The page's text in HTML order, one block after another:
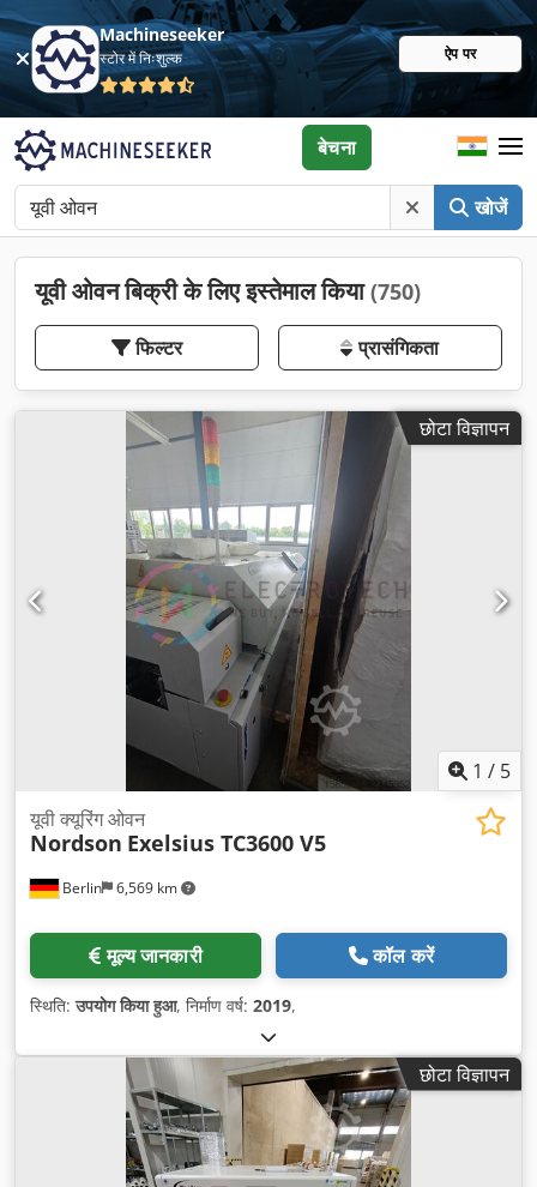
Machineseeker
स्टोर में निःशुल्क ऐप पर
खोजें
बेचना
यूवी ओवन बिक्री के लिए इस्तेमाल किया(750)
फिल्टर प्रासंगिकता
छोटा विज्ञापन
1 / 5
Berlin 6,569 km
यूवी क्यूरिंग ओवन
Nordson Exelsius TC3600 V5
मूल्य जानकारी कॉल करें
स्थिति:उपयोग किया हुआ, निर्माण वर्ष: 2019,
छोटा विज्ञापन